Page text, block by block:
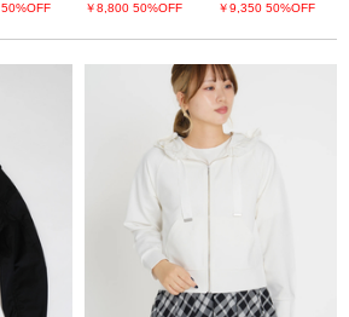
50%OFF
￥8,800 50%OFF
￥9,350 50%OFF